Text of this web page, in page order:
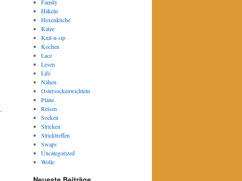
Family
Häkeln
Hexenküche
Katze
Knit-n-sip
Kochen
Lace
Lesen
Life
Nähen
Ostersockenwichteln
Pläne
Reisen
Socken
Stricken
Stricktreffen
Swaps
Uncategorized
Wolle